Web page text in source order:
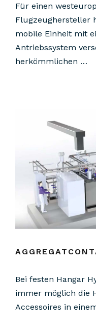
Für einen
Flugzeughersteller
mobile Einheit mit
Antriebssystem
herkömmlichen …
Bei festen Hangar
immer möglich die
Accessoires in